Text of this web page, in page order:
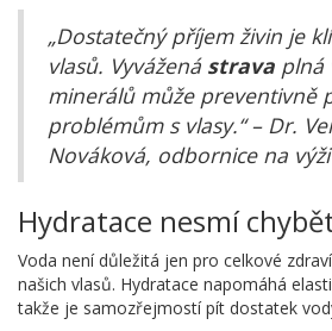
„Dostatečný příjem živin je
vlasů. Vyvážená strava plná
minerálů může preventivně
problémům s vlasy.“ – Dr.
Nováková, odbornice na
Hydratace nesmí
Voda není důležitá jen pro celkové
našich vlasů. Hydratace napomáhá
takže je samozřejmostí pít dostatek